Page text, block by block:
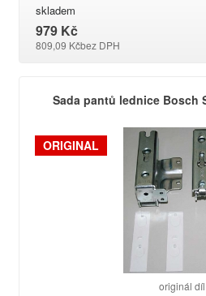
skladem
979 Kč
809,09 Kčbez DPH
Sada pantů lednice Bosch
ORIGINAL
originál díl